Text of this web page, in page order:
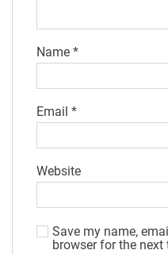
Name *
Email *
Website
Save my name,
browser for the